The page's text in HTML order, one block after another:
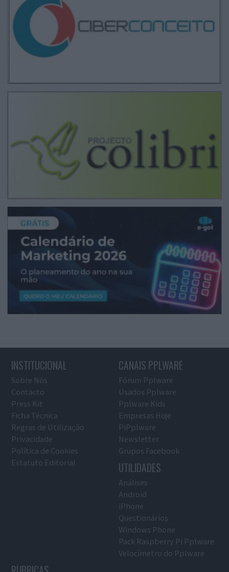
INSTITUCIONAL
Sobre Nós
Contacto
Press Kit
Ficha Técnica
Regras de Utilização
Privacidade
Política de Cookies
Estatuto Editorial
CANAIS PPLWARE
Fórum Pplware
Usados Pplware
Pplware Kids
Empresas Hoje
PiPplware
Newsletter
Grupos Facebook
UTILIDADES
Análises
Android
iPhone
Questionários
Windows Phone
Pack Raspberry Pi Pplware
Velocímetro do Pplware